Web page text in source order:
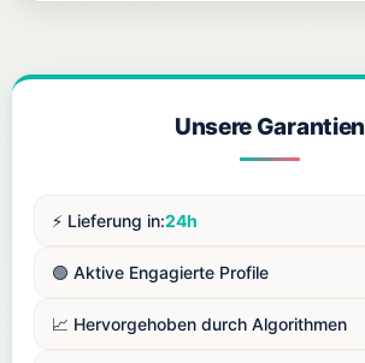
Unsere Garantien
⚡️ Lieferung in:24h
🟢 Aktive Engagierte Profile
📈 Hervorgehoben durch Algorithmen